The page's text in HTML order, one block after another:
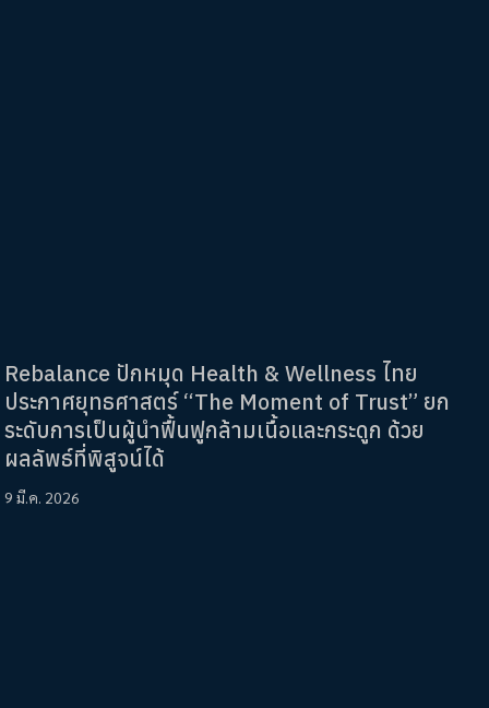
Rebalance ปักหมุด Health & Wellness ไทย
ประกาศยุทธศาสตร์ “The Moment of Trust” ยก
ระดับการเป็นผู้นำฟื้นฟูกล้ามเนื้อและกระดูก ด้วย
ผลลัพธ์ที่พิสูจน์ได้
9 มี.ค. 2026